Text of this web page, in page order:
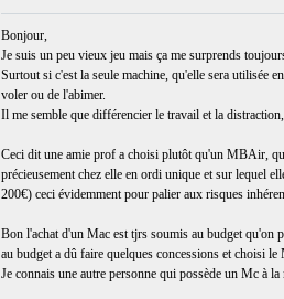
Bonjour,
Je suis un peu vieux jeu mais ça me surprends
Surtout si c'est la seule machine, qu'elle sera utilisée
voler ou de l'abimer.
Il me semble que différencier le travail et la
Ceci dit une amie prof a choisi plutôt qu'un MBAir,
précieusement chez elle en ordi unique et sur lequel
200€) ceci évidemment pour palier aux risques
Bon l'achat d'un Mac est tjrs soumis au budget qu'on
au budget a dû faire quelques concessions et choisi
Je connais une autre personne qui possède un Mc à